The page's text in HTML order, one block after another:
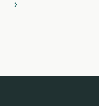
berikutnya
›